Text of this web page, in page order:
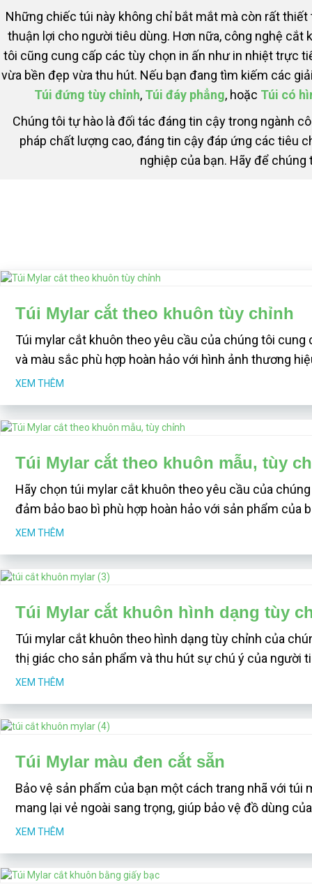
Những chiếc túi này không chỉ bắt mắt mà còn rất
thuận lợi cho người tiêu dùng. Hơn nữa, công nghệ
tôi cũng cung cấp các tùy chọn in ấn như in nhiệt trực
vừa bền đẹp vừa thu hút. Nếu bạn đang tìm kiếm các
Túi đứng tùy chỉnh, Túi đáy phẳng, hoặc Túi có
Chúng tôi tự hào là đối tác đáng tin cậy trong ngành
pháp chất lượng cao, đáng tin cậy đáp ứng các tiêu
nghiệp của bạn. Hãy để
Túi Mylar cắt theo khuôn tùy chỉnh
Túi mylar cắt khuôn theo yêu cầu của chúng tôi
và màu sắc phù hợp hoàn hảo với hình ảnh thương
XEM THÊM
Túi Mylar cắt theo khuôn mẫu, tùy
Hãy chọn túi mylar cắt khuôn theo yêu cầu của
đảm bảo bao bì phù hợp hoàn hảo với sản phẩm của
XEM THÊM
Túi Mylar cắt khuôn hình dạng tùy
Túi mylar cắt khuôn theo hình dạng tùy chỉnh của
thị giác cho sản phẩm và thu hút sự chú ý của người
XEM THÊM
Túi Mylar màu đen cắt sẵn
Bảo vệ sản phẩm của bạn một cách trang nhã với
mang lại vẻ ngoài sang trọng, giúp bảo vệ đồ dùng
XEM THÊM